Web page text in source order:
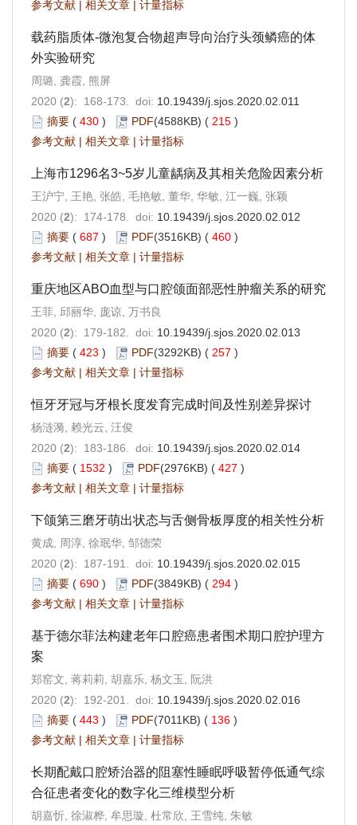
参考文献 | 相关文章 | 计量指标
载药脂质体-微泡复合物超声导向治疗头颈鳞癌的体
外实验研究
周璐, 龚霞, 熊屏
2020 (2): 168-173. doi: 10.19439/j.sjos.2020.02.011
摘要 ( 430 ) PDF(4588KB) ( 215 )
参考文献 | 相关文章 | 计量指标
上海市1296名3~5岁儿童龋病及其相关危险因素分析
王沪宁, 王艳, 张皓, 毛艳敏, 董华, 华敏, 江一巍, 张颖
2020 (2): 174-178. doi: 10.19439/j.sjos.2020.02.012
摘要 ( 687 ) PDF(3516KB) ( 460 )
参考文献 | 相关文章 | 计量指标
重庆地区ABO血型与口腔颌面部恶性肿瘤关系的研究
王菲, 邱丽华, 庞谅, 万书良
2020 (2): 179-182. doi: 10.19439/j.sjos.2020.02.013
摘要 ( 423 ) PDF(3292KB) ( 257 )
参考文献 | 相关文章 | 计量指标
恒牙牙冠与牙根长度发育完成时间及性别差异探讨
杨涟漪, 赖光云, 汪俊
2020 (2): 183-186. doi: 10.19439/j.sjos.2020.02.014
摘要 ( 1532 ) PDF(2976KB) ( 427 )
参考文献 | 相关文章 | 计量指标
下颌第三磨牙萌出状态与舌侧骨板厚度的相关性分析
黄成, 周淳, 徐珉华, 邹德荣
2020 (2): 187-191. doi: 10.19439/j.sjos.2020.02.015
摘要 ( 690 ) PDF(3849KB) ( 294 )
参考文献 | 相关文章 | 计量指标
基于德尔菲法构建老年口腔癌患者围术期口腔护理方
案
郑窑文, 蒋莉莉, 胡嘉乐, 杨文玉, 阮洪
2020 (2): 192-201. doi: 10.19439/j.sjos.2020.02.016
摘要 ( 443 ) PDF(7011KB) ( 136 )
参考文献 | 相关文章 | 计量指标
长期配戴口腔矫治器的阻塞性睡眠呼吸暂停低通气综
合征患者变化的数字化三维模型分析
胡嘉忻, 徐淑桦, 牟思璇, 杜常欣, 王雪纯, 朱敏